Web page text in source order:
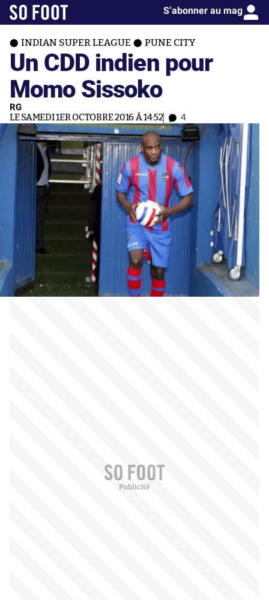
S’abonner au mag
INDIAN SUPER LEAGUE PUNE CITY
Un CDD indien pour
Momo Sissoko
RG
LE SAMEDI 1ER OCTOBRE 2016 À 14:52 4